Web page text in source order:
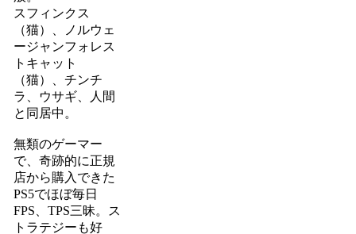
スフィンクス
（猫）、ノルウェ
ージャンフォレス
トキャット
（猫）、チンチ
ラ、ウサギ、人間
と同居中。
無類のゲーマー
で、奇跡的に正規
店から購入できた
PS5でほぼ毎日
FPS、TPS三昧。ス
トラテジーも好